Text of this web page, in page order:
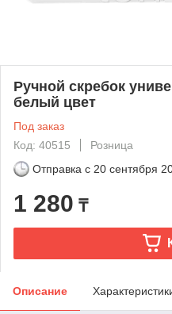
Ручной скребок
белый цвет
Под заказ
Код: 40515
Розница
Отправка с 20 сентября
1 280 ₸
Описание